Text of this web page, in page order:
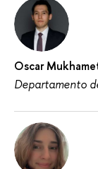
Oscar
Departamento